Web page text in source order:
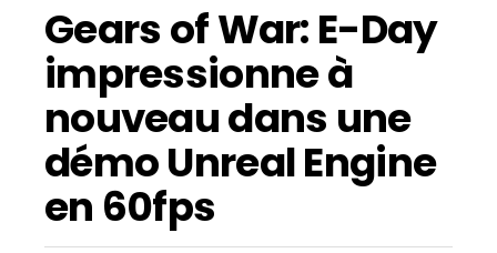
Gears of War: E-Day
impressionne à
nouveau dans une
démo Unreal Engine
en 60fps